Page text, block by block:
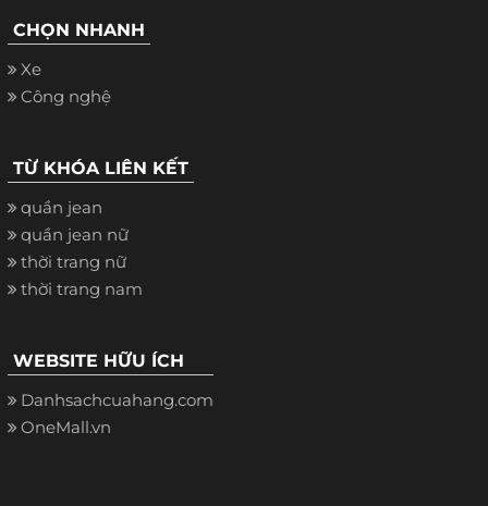
CHỌN NHANH
Xe
Công nghệ
TỪ KHÓA LIÊN KẾT
quần jean
quần jean nữ
thời trang nữ
thời trang nam
WEBSITE HỮU ÍCH
Danhsachcuahang.com
OneMall.vn